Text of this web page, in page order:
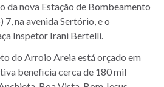
da nova Estação de Bombeamento
7, na avenida Sertório, e o
Inspetor Irani Bertelli.
do Arroio Areia está orçado em
beneficia cerca de 180 mil